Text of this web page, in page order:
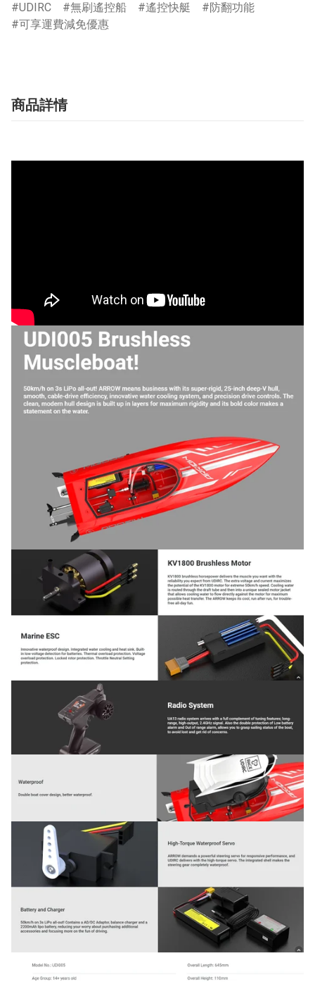
UDIRC 無刷遙控船 遙控快艇
防翻功能
可享運費減免優惠
商品詳情